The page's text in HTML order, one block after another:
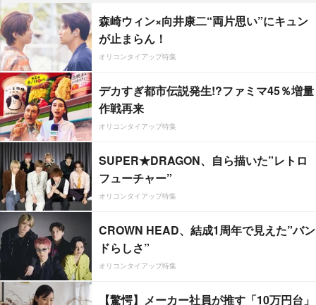
森崎ウィン×向井康二“両片思い”にキュン
が止まらん！
オリコンタイアップ特集
デカすぎ都市伝説発生!?ファミマ45％増量
作戦再来
オリコンタイアップ特集
SUPER★DRAGON、自ら描いた”レトロ
フューチャー”
オリコンタイアップ特集
CROWN HEAD、結成1周年で見えた”バン
ドらしさ”
オリコンタイアップ特集
【驚愕】メーカー社員が推す「10万円台」